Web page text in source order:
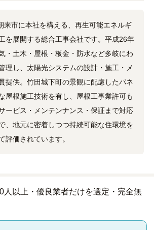
来市に本社を構える、再生可能エネルギ
を展開する総合工事会社です。平成26年
・土木・屋根・板金・防水など多岐にわ
理し、太陽光システムの設計・施工・メ
提供。竹田城下町の景観に配慮したパネ
屋根施工技術を有し、屋根工事業許可も
ービス・メンテンナンス・保証まで対応
、地元に密着しつつ持続可能な住環境を
評価されています。